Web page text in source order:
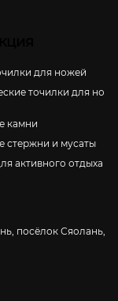
для ножей
точилки для но
камни
стержни и мусаты
активного отдыха
посёлок Сяолань,